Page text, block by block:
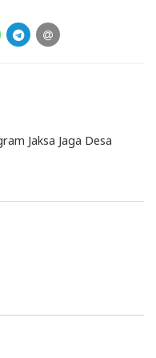
Jaksa Jaga Desa